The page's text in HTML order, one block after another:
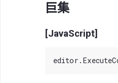
巨集
[JavaScript]